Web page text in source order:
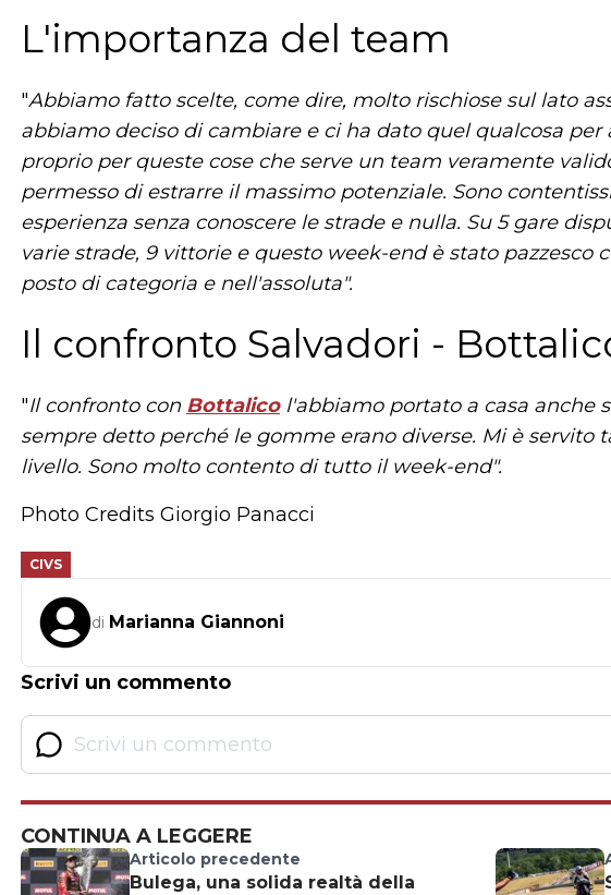
L'importanza del team
"Abbiamo fatto scelte, come dire, molto rischiose sul lato
abbiamo deciso di cambiare e ci ha dato quel qualcosa per
proprio per queste cose che serve un team veramente
permesso di estrarre il massimo potenziale. Sono
esperienza senza conoscere le strade e nulla. Su 5 gare
varie strade, 9 vittorie e questo week-end è stato
posto di categoria e nell'assoluta".
Il confronto Salvadori -
"Il confronto con Bottalicol'abbiamo portato a casa anche
sempre detto perché le gomme erano diverse. Mi è servito
livello. Sono molto contento di tutto il week-end".
Photo Credits Giorgio Panacci
CIVS
di Marianna Giannoni
Scrivi un commento
CONTINUA A LEGGERE
Articolo precedente
Bulega, una solida realtà della